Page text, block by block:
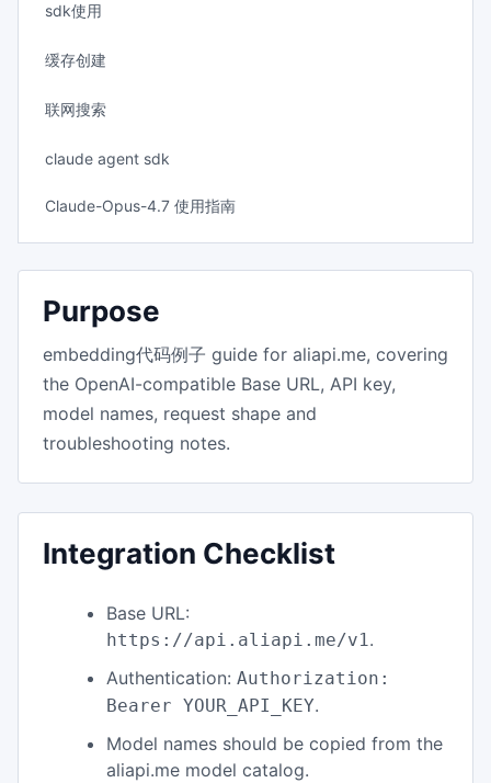
sdk使用
缓存创建
联网搜索
claude agent sdk
Claude-Opus-4.7 使用指南
Purpose
embedding代码例子 guide for aliapi.me, covering
the OpenAI-compatible Base URL, API key,
model names, request shape and
troubleshooting notes.
Integration Checklist
Base URL:
https://api.aliapi.me/v1.
Authentication: Authorization:
Bearer YOUR_API_KEY.
Model names should be copied from the
aliapi.me model catalog.